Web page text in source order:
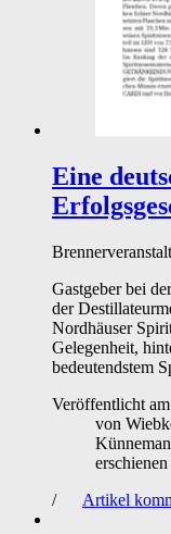
Eine
Gastgeber bei
der
Nordhäuser
Gelegenheit,
bedeutendstem
Veröffentlicht am
von
/
Artikel